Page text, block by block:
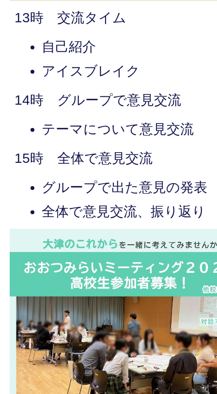
13時 交流タイム
自己紹介
アイスブレイク
14時 グループで意見交流
テーマについて意見交流
15時 全体で意見交流
グループで出た意見の発表
全体で意見交流、振り返り